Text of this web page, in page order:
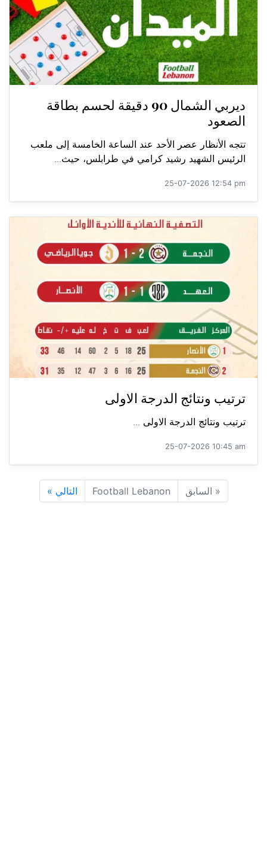
ديربي الشمال 90 دقيقة لحسم بطاقة
الصعود
تتجه الأنظار عصر الأحد عند الساعة الخامسة إلى ملعب
الرئيس الشهيد رشيد كرامي في طرابلس، حيث...
25-07-2026 12:54 pm
ترتيب ونتائج الدرجة الاولى
ترتيب ونتائج الدرجة الاولى ...
25-07-2026 10:45 am
« السابق Football Lebanon التالي »